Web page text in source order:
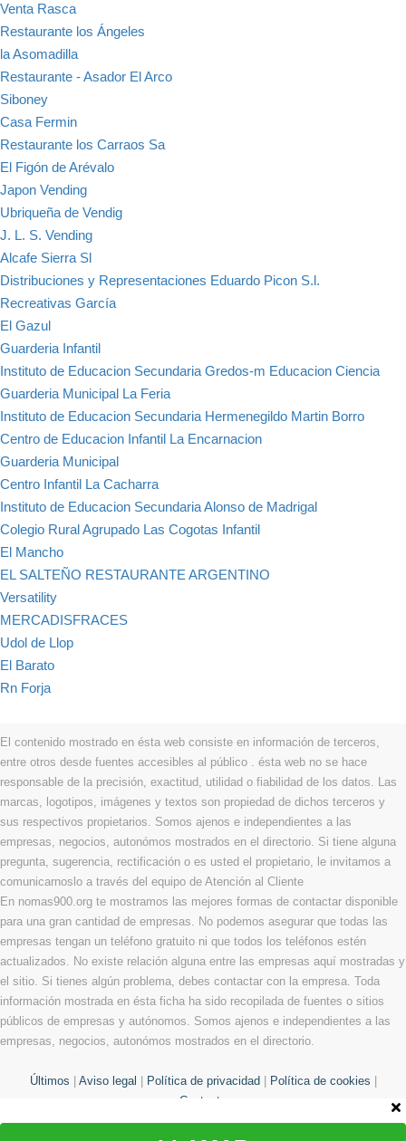
Venta Rasca
Restaurante los Ángeles
la Asomadilla
Restaurante - Asador El Arco
Siboney
Casa Fermin
Restaurante los Carraos Sa
El Figón de Arévalo
Japon Vending
Ubriqueña de Vendig
J. L. S. Vending
Alcafe Sierra Sl
Distribuciones y Representaciones Eduardo Picon S.l.
Recreativas García
El Gazul
Guarderia Infantil
Instituto de Educacion Secundaria Gredos-m Educacion Ciencia
Guarderia Municipal La Feria
Instituto de Educacion Secundaria Hermenegildo Martin Borro
Centro de Educacion Infantil La Encarnacion
Guarderia Municipal
Centro Infantil La Cacharra
Instituto de Educacion Secundaria Alonso de Madrigal
Colegio Rural Agrupado Las Cogotas Infantil
El Mancho
EL SALTEÑO RESTAURANTE ARGENTINO
Versatility
MERCADISFRACES
Udol de Llop
El Barato
Rn Forja
El contenido mostrado en ésta web consiste en información de terceros,
entre otros desde fuentes accesibles al público . ésta web no se hace
responsable de la precisión, exactitud, utilidad o fiabilidad de los datos. Las
marcas, logotipos, imágenes y textos son propiedad de dichos terceros y
sus respectivos propietarios. Somos ajenos e independientes a las
empresas, negocios, autonómos mostrados en el directorio. Si tiene alguna
pregunta, sugerencia, rectificación o es usted el propietario, le invitamos a
comunicarnoslo a través del equipo de Atención al Cliente
En nomas900.org te mostramos las mejores formas de contactar disponible
para una gran cantidad de empresas. No podemos asegurar que todas las
empresas tengan un teléfono gratuito ni que todos los teléfonos estén
actualizados. No existe relación alguna entre las empresas aquí mostradas y
el sitio. Si tienes algún problema, debes contactar con la empresa. Toda
información mostrada en ésta ficha ha sido recopilada de fuentes o sitios
públicos de empresas y autónomos. Somos ajenos e independientes a las
empresas, negocios, autonómos mostrados en el directorio.
Últimos Aviso legal Política de privacidad Política de cookies
Contacto